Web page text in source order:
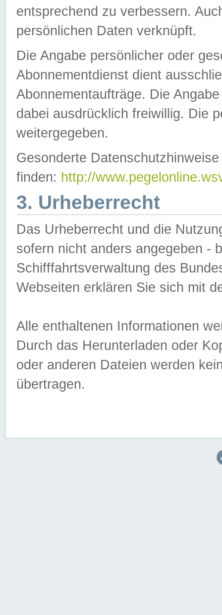
entsprechend zu verbessern.
persönlichen Daten verknüpft.
Die Angabe persönlicher oder
Abonnementdienst dient
Abonnementaufträge. Die
dabei ausdrücklich freiwillig. Die
weitergegeben.
Gesonderte
finden: http://
3. Urheberrecht
Das Urheberrecht und die
sofern nicht anders angegeben -
Schifffahrtsverwaltung des
Webseiten erklären Sie sich mit
Alle enthaltenen Informationen
Durch das Herunterladen oder
oder anderen Dateien werden
übertragen.